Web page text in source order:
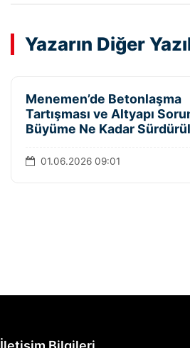
Yazarın Diğer
Menemen’de Betonlaşma
Tartışması ve Altyapı
Büyüme Ne Kadar
01.06.2026 09:01